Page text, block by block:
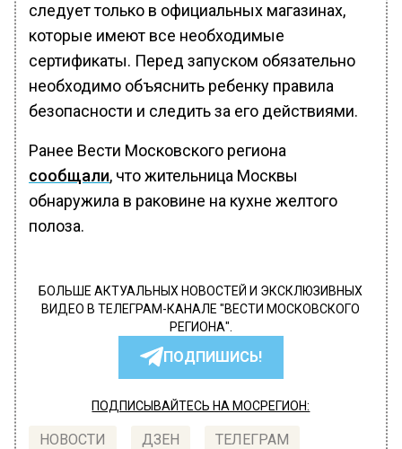
следует только в официальных магазинах,
которые имеют все необходимые
сертификаты. Перед запуском обязательно
необходимо объяснить ребенку правила
безопасности и следить за его действиями.
Ранее Вести Московского региона
сообщали, что жительница Москвы
обнаружила в раковине на кухне желтого
полоза.
БОЛЬШЕ АКТУАЛЬНЫХ НОВОСТЕЙ И ЭКСКЛЮЗИВНЫХ
ВИДЕО В ТЕЛЕГРАМ-КАНАЛЕ "ВЕСТИ МОСКОВСКОГО
РЕГИОНА".
ПОДПИШИСЬ!
ПОДПИСЫВАЙТЕСЬ НА МОСРЕГИОН:
НОВОСТИ ДЗЕН ТЕЛЕГРАМ